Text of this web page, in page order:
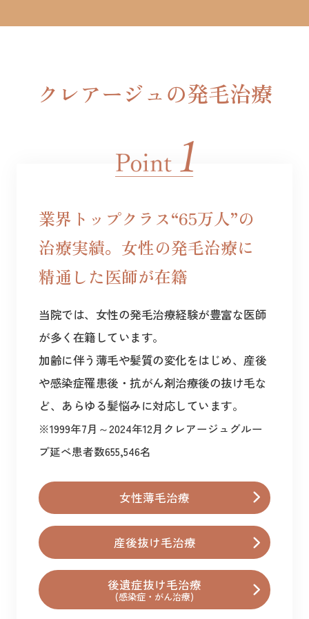
クレアージュの発毛治療
業界トップクラス“65万人”の
治療実績。女性の発毛治療に
精通した医師が在籍
当院では、女性の発毛治療経験が豊富な医師
が多く在籍しています。
加齢に伴う薄毛や髪質の変化をはじめ、産後
や感染症罹患後・抗がん剤治療後の抜け毛な
ど、あらゆる髪悩みに対応しています。
※1999年7月～2024年12月クレアージュグルー
プ延べ患者数655,546名
女性薄毛治療
産後抜け毛治療
後遺症抜け毛治療
(感染症・がん治療)